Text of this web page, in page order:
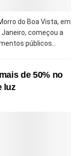
do Boa Vista, em
começou a
públicos...
de 50% no
luz